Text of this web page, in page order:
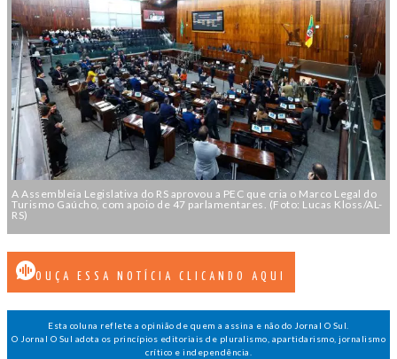
A Assembleia Legislativa do RS aprovou a PEC que cria o Marco Legal do
Turismo Gaúcho, com apoio de 47 parlamentares. (Foto: Lucas Kloss/AL-
RS)
OUÇA ESSA NOTÍCIA CLICANDO AQUI
Esta coluna reflete a opinião de quem a assina e não do Jornal O Sul.
O Jornal O Sul adota os princípios editoriais de pluralismo, apartidarismo, jornalismo
crítico e independência.